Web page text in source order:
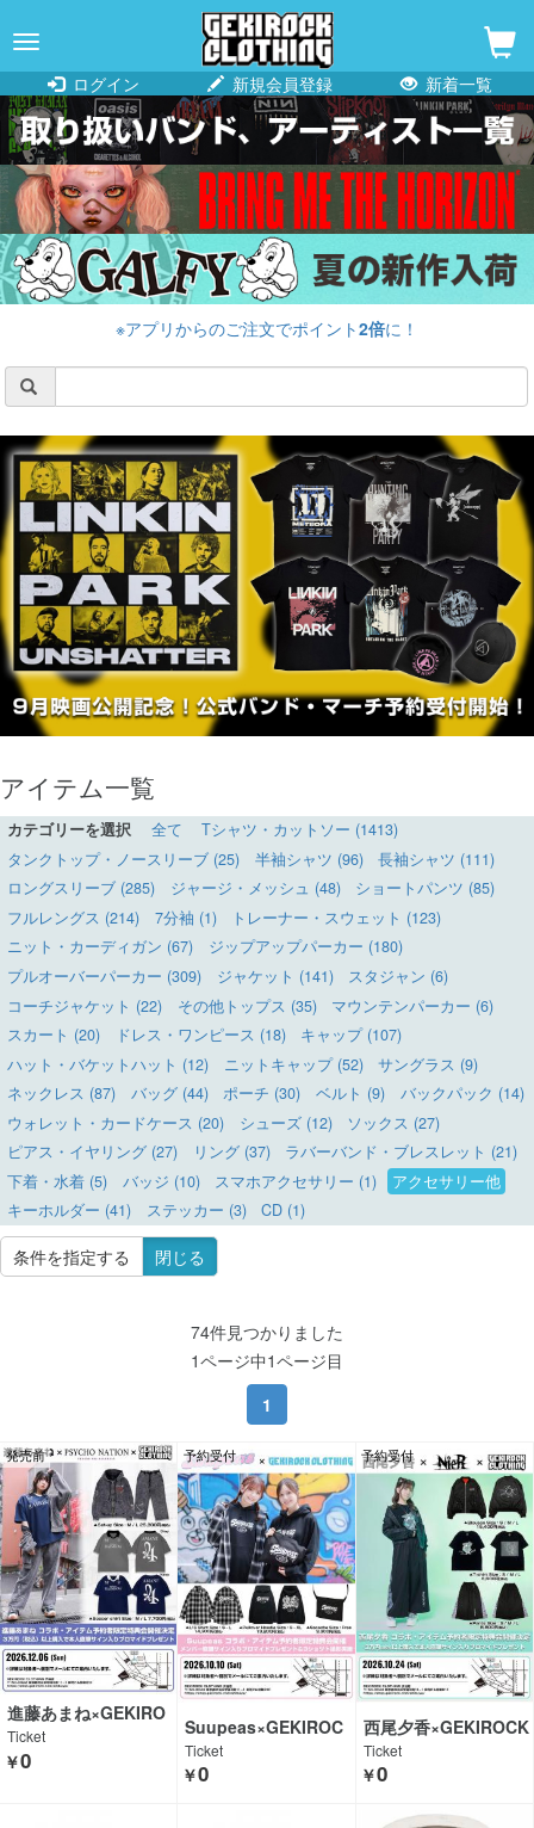
navigation
ログイン
新規会員登録 新着一覧
※アプリからのご注文でポイント2倍に！
アイテム一覧
カテゴリーを選択 全て
Tシャツ・カットソー (1413)
タンクトップ・ノースリーブ (25)
半袖シャツ (96)
長袖シャツ (111)
ロングスリーブ (285)
ジャージ・メッシュ (48)
ショートパンツ (85)
フルレングス (214)
7分袖 (1)
トレーナー・スウェット (123)
ニット・カーディガン (67)
ジップアップパーカー (180)
プルオーバーパーカー (309)
ジャケット (141)
スタジャン (6)
コーチジャケット (22)
その他トップス (35)
マウンテンパーカー (6)
スカート (20)
ドレス・ワンピース (18)
キャップ (107)
ハット・バケットハット (12)
ニットキャップ (52)
サングラス (9)
ネックレス (87)
バッグ (44) ポーチ (30) ベルト (9)
バックパック (14)
ウォレット・カードケース (20)
シューズ (12)
ソックス (27)
ピアス・イヤリング (27)
リング (37)
ラバーバンド・ブレスレット (21)
下着・水着 (5)
バッジ (10) スマホアクセサリー (1)
アクセサリー他
キーホルダー (41)
ステッカー (3) CD (1)
条件を指定する 閉じる
74件見つかりました
1ページ中1ページ目
1
発売前
進藤あまね×GEKIRO
CK CLOTHING
Ticket
￥0
予約受付
Suupeas×GEKIROC
K CLOTHING
Ticket
￥0
予約受付
西尾夕香×GEKIROCK
CLOTHING
Ticket
￥0